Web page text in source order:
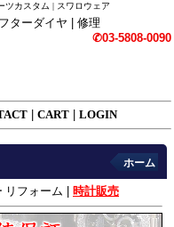
ツカスタム | スワロウェア
ターダイヤ | 修理
✆03-5808-0090
CART LOGIN
リフォーム 時計販売
ホーム